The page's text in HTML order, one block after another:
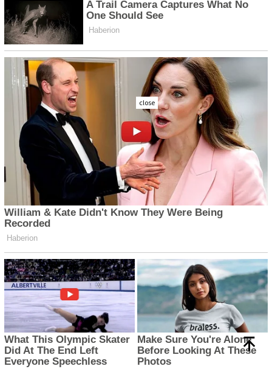
close